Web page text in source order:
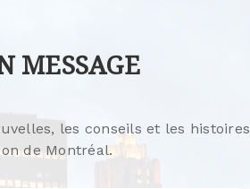
MESSAGE
les conseils et les histoires
de Montréal.